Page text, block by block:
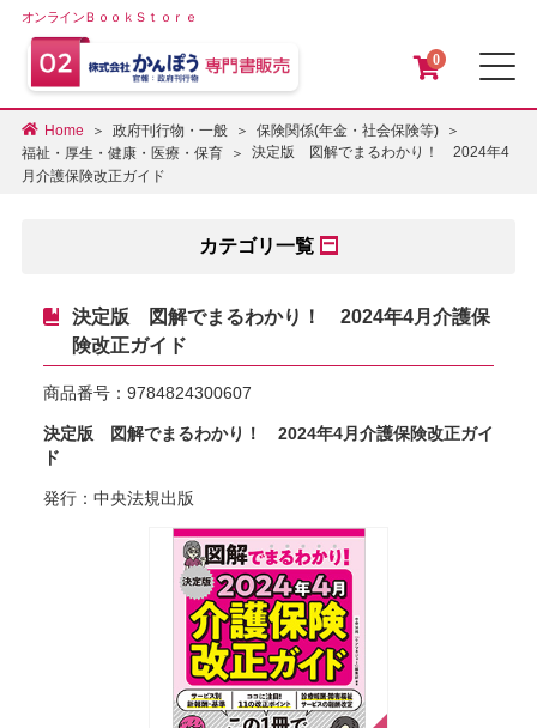
オンラインＢｏｏｋＳｔｏｒｅ
0
Home 政府刊行物・一般
保険関係(年金・社会保険等)
福祉・厚生・健康・医療・保育
決定版 図解でまるわかり！ 2024年4
月介護保険改正ガイド
カテゴリ一覧
決定版 図解でまるわかり！ 2024年4月介護保
険改正ガイド
商品番号： 9784824300607
決定版 図解でまるわかり！ 2024年4月介護保険改正ガイ
ド
発行：中央法規出版